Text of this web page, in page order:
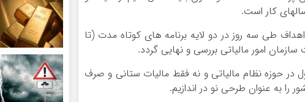
کار است.
طی سه روز در دو لایه برنامه های کوتاه مدت (تا
در حوزه نظام مالیاتی و نه فقط مالیات ستانی و صرف
را به عنوان طرحی نو در اندازیم.